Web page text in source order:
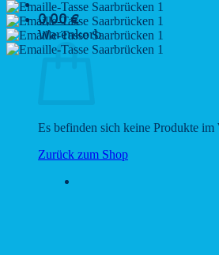
0,00€
Warenkorb
Es befinden sich keine Produkte im
Zurück zum Shop